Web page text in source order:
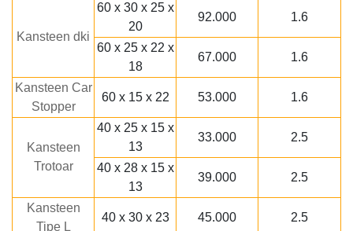
Kansteen dki
60 x 30 x 25 x
20
92.000 1.6
60 x 25 x 22 x
18
67.000 1.6
Kansteen Car
Stopper
60 x 15 x 22 53.000 1.6
Kansteen
Trotoar
40 x 25 x 15 x
13
33.000 2.5
40 x 28 x 15 x
13
39.000 2.5
Kansteen
Tipe L
40 x 30 x 23 45.000 2.5